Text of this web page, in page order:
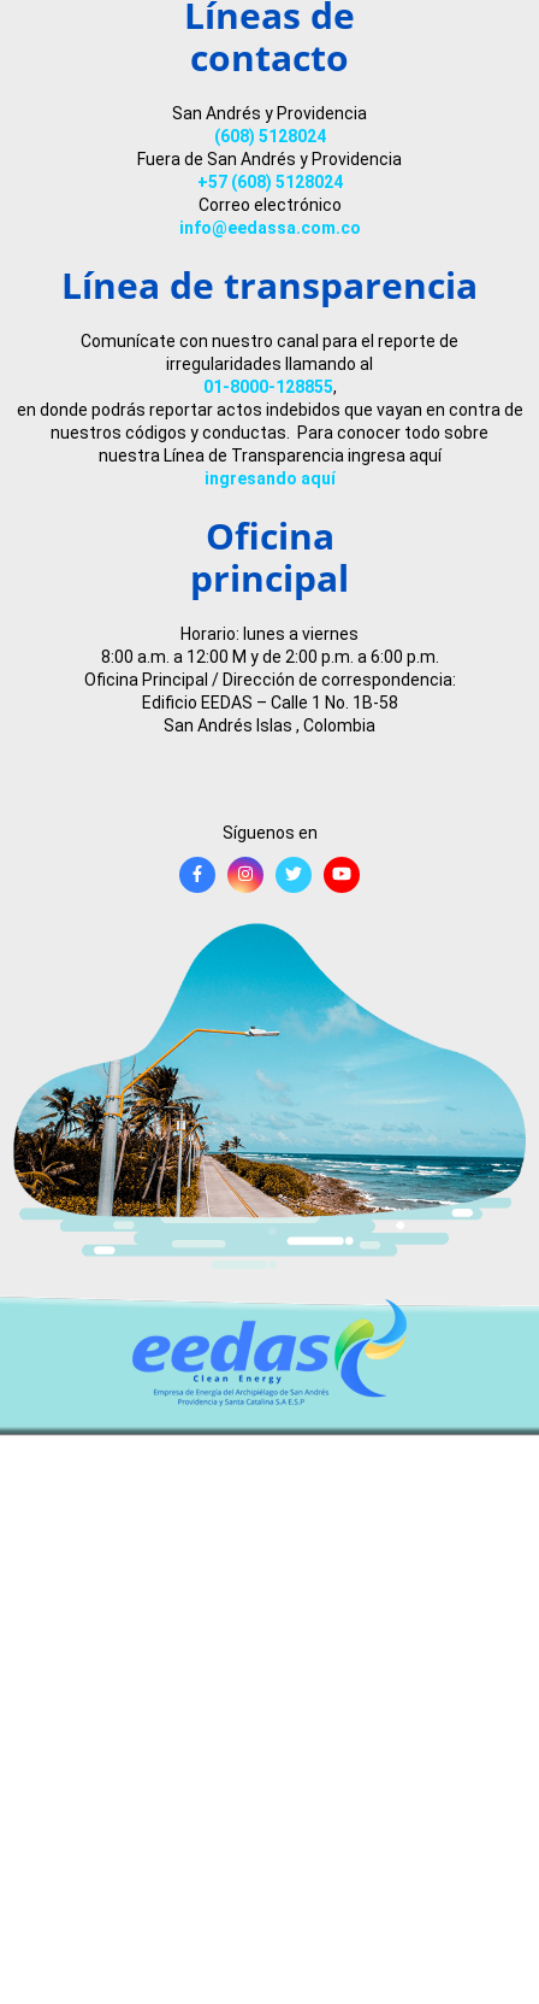
Líneas de
contacto
San Andrés y Providencia
(608) 5128024
Fuera de San Andrés y Providencia
+57 (608) 5128024
Correo electrónico
info@eedassa.com.co
Línea de transparencia
Comunícate con nuestro canal para el reporte de
irregularidades llamando al
01-8000-128855,
en donde podrás reportar actos indebidos que vayan en contra de
nuestros códigos y conductas. Para conocer todo sobre
nuestra Línea de Transparencia ingresa aquí
ingresando aquí
Oficina
principal
Horario: lunes a viernes
8:00 a.m. a 12:00 M y de 2:00 p.m. a 6:00 p.m.
Oficina Principal / Dirección de correspondencia:
Edificio EEDAS – Calle 1 No. 1B-58
San Andrés Islas , Colombia
Síguenos en